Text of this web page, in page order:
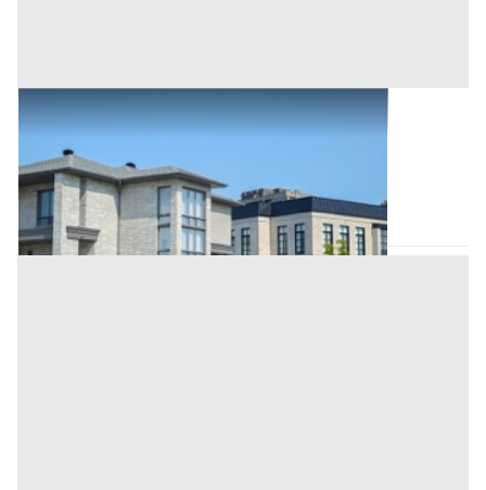
Abitazione di Tipo Civile all'asta a Orotelli
Orotelli (Nuoro)
36.752 €
Asta chiusa